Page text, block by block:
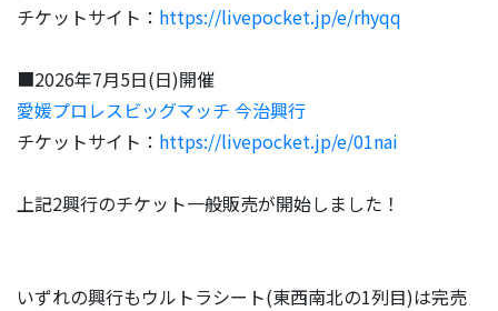
チケットサイト： https://livepocket.jp/e/rhyqq
■2026年7月5日(日)開催
愛媛プロレスビッグマッチ 今治興行
チケットサイト： https://livepocket.jp/e/01nai
上記2興行のチケット一般販売が開始しました！
いずれの興行もウルトラシート(東西南北の1列目)は完売